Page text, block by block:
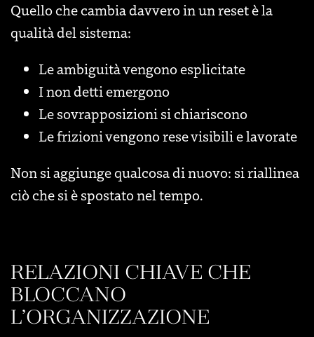
Quello che cambia davvero in un reset è la
qualità del sistema:
Le ambiguità vengono esplicitate
I non detti emergono
Le sovrapposizioni si chiariscono
Le frizioni vengono rese visibili e lavorate
Non si aggiunge qualcosa di nuovo: si riallinea
ciò che si è spostato nel tempo.
RELAZIONI CHIAVE CHE
BLOCCANO
L’ORGANIZZAZIONE